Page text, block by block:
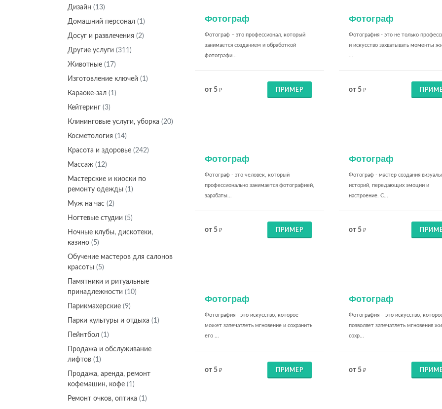
Дизайн (13)
Домашний персонал (1)
Досуг и развлечения (2)
Другие услуги (311)
Животные (17)
Изготовление ключей (1)
Караоке-зал (1)
Кейтеринг (3)
Клининговые услуги, уборка (20)
Косметология (14)
Красота и здоровье (242)
Массаж (12)
Мастерские и киоски по
ремонту одежды (1)
Муж на час (2)
Ногтевые студии (5)
Ночные клубы, дискотеки,
казино (5)
Обучение мастеров для салонов
красоты (5)
Памятники и ритуальные
принадлежности (10)
Парикмахерские (9)
Парки культуры и отдыха (1)
Пейнтбол (1)
Продажа и обслуживание
лифтов (1)
Продажа, аренда, ремонт
кофемашин, кофе (1)
Ремонт очков, оптика (1)
Фотограф
Фотограф – это профессионал, который
занимается созданием и обработкой
фотографи...
от 5 ₽ ПРИМЕР
Фотограф
Фотография - это не только
и искусство захватывать моменты
от 5 ₽
Фотограф
Фотограф - это человек, который
профессионально занимается фотографией,
зарабаты...
от 5 ₽ ПРИМЕР
Фотограф
Фотограф - мастер создания
историй, передающих эмоции и
настроение. С...
от 5 ₽
Фотограф
Фотография - это искусство, которое
может запечатлеть мгновение и сохранить
его ...
от 5 ₽ ПРИМЕР
Фотограф
Фотография – это искусство,
позволяет запечатлеть мгновения
сохр...
от 5 ₽